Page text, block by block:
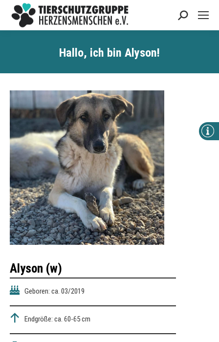
Search:
Hallo, ich bin Alyson!
Alyson (w)
Geboren: ca. 03/2019
Endgröße: ca. 60-65 cm